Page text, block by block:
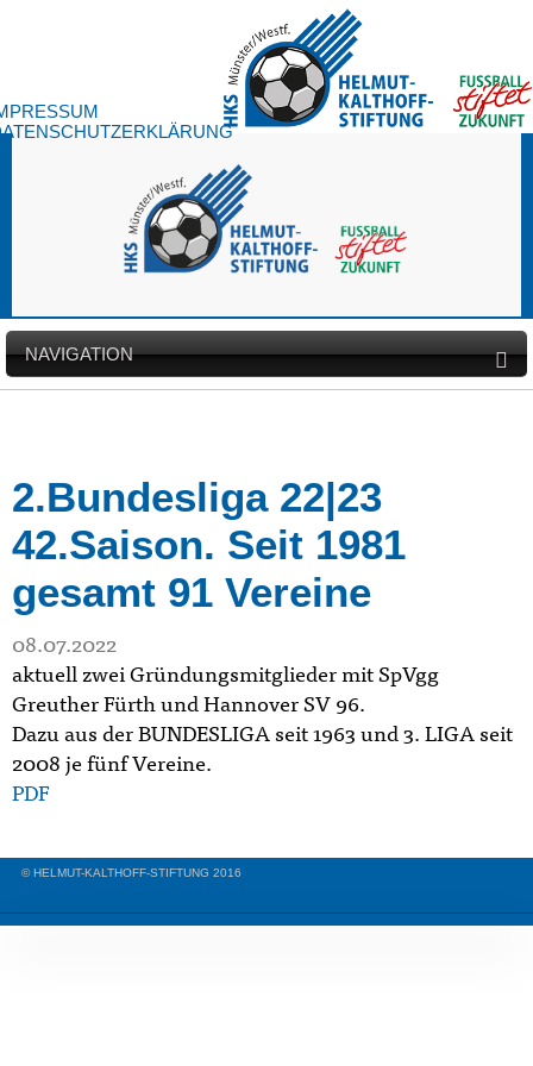
NAVIGATION
2.Bundesliga 22|23
42.Saison. Seit 1981
gesamt 91 Vereine
08.07.2022
aktuell zwei Gründungsmitgliedermit SpVgg
Greuther Fürth und Hannover SV 96.
Dazu aus der BUNDESLIGA seit 1963 und 3. LIGA seit
2008 je fünf Vereine.
PDF
© HELMUT-KALTHOFF-STIFTUNG 2016